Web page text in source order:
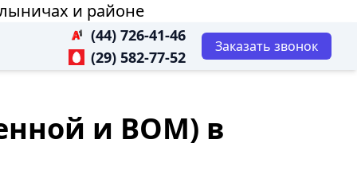
и районе
(44) 726-41-46
(29) 582-77-52
Заказать звонок
и ВОМ) в